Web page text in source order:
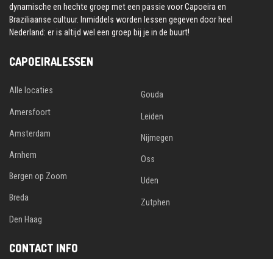
dynamische en hechte groep met een passie voor Capoeira en
Braziliaanse cultuur. Inmiddels worden lessen gegeven door heel
Nederland: er is altijd wel een groep bij je in de buurt!
CAPOEIRALESSEN
Alle locaties
Amersfoort
Amsterdam
Arnhem
Bergen op Zoom
Breda
Den Haag
Gouda
Leiden
Nijmegen
Oss
Uden
Zutphen
CONTACT INFO